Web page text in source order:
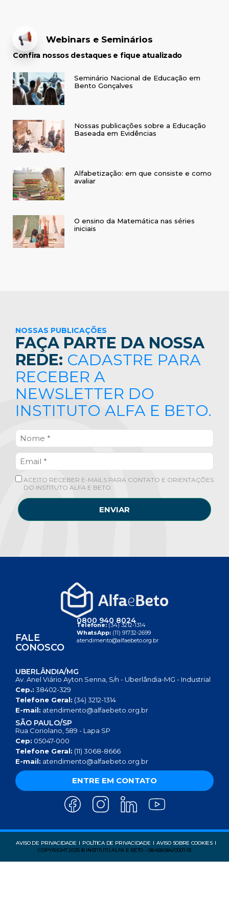
Webinars e Seminários
Confira nossos destaques e fique atualizado
Seminário Nacional de Educação em
Bento Gonçalves
Nossas publicações sobre a Educação
Baseada em Evidências
Alfabetização: em que consiste e como
avaliar
O ensino da Matemática nas séries
iniciais
NOSSAS PUBLICAÇÕES
FAÇA PARTE DA NOSSA
REDE: CADASTRE PARA
RECEBER A
NEWSLETTER DO
INSTITUTO ALFA E BETO.
ACEITO RECEBER E-MAILS PARA CONTATO E ORIENTAÇÕES
DO INSTITUTO ALFA E BETO.
ENVIAR
FALE
CONOSCO
0800 940 8024
Telefone:(34) 3212-1314
WhatsApp: (11) 91732-2699
atendimento@alfaebeto.org.br
UBERLÂNDIA/MG
Av. Anel Viário Ayton Senna, S/n - Uberlândia-MG - Industrial
Cep.: 38402-329
Telefone Geral: (34) 3212-1314
E-mail: atendimento@alfaebeto.org.br
SÃO PAULO/SP
Rua Coriolano, 589 - Lapa SP
Cep: 05047-000
Telefone Geral: (11) 3068-8666
E-mail: atendimento@alfaebeto.org.br
ENTRE EM CONTATO
AVISO DE PRIVACIDADE POLÍTICA DE PRIVACIDADE
AVISO SOBRE COOKIES
COPYRIGHT 2025 © INSTITUTO ALFA E BETO - 08.458.084/0001-13